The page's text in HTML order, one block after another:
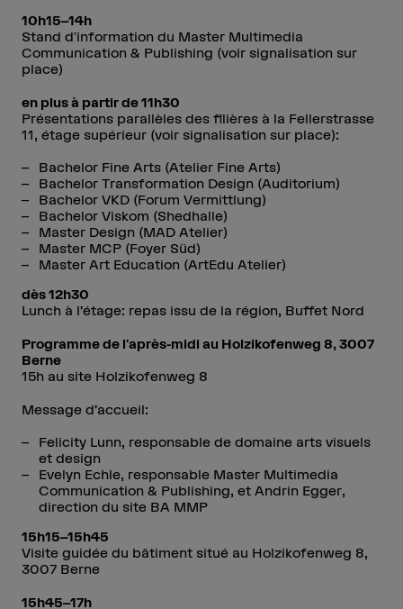
10h15–14h
Stand d'information du Master Multimedia
Communication & Publishing (voir signalisation sur
place)
en plus à partir de 11h30
Présentations parallèles des filières à la Fellerstrasse
11, étage supérieur (voir signalisation sur place):
Bachelor Fine Arts (Atelier Fine Arts)
Bachelor Transformation Design (Auditorium)
Bachelor VKD (Forum Vermittlung)
Bachelor Viskom (Shedhalle)
Master Design (MAD Atelier)
Master MCP (Foyer Süd)
Master Art Education (ArtEdu Atelier)
dès 12h30
Lunch à l’étage: repas issu de la région, Buffet Nord
Programme de l'après-midi au Holzikofenweg 8, 3007
Berne
15h au site Holzikofenweg 8
Message d’accueil:
Felicity Lunn, responsable de domaine arts visuels
et design
Evelyn Echle, responsable Master Multimedia
Communication & Publishing, et Andrin Egger,
direction du site BA MMP
15h15–15h45
Visite guidée du bâtiment situé au Holzikofenweg 8,
3007 Berne
15h45–17h